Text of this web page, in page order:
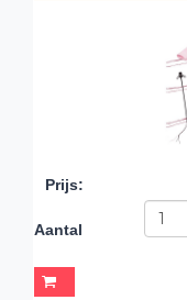
Prijs:
Aantal